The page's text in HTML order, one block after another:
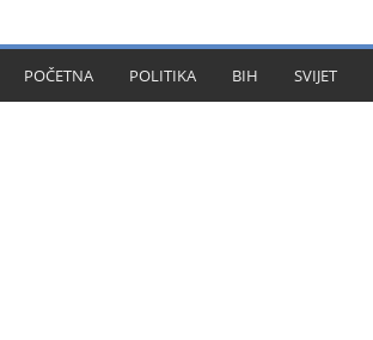
POČETNA POLITIKA BIH SVIJET